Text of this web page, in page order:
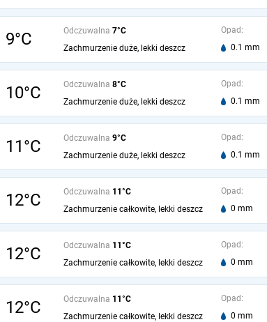
9°C Odczuwalna 7°C
Zachmurzenie duże, lekki deszcz
Opad:
0.1 mm
10°C Odczuwalna 8°C
Zachmurzenie duże, lekki deszcz
Opad:
0.1 mm
11°C Odczuwalna 9°C
Zachmurzenie duże, lekki deszcz
Opad:
0.1 mm
12°C Odczuwalna 11°C
Zachmurzenie całkowite, lekki deszcz
Opad:
0 mm
12°C Odczuwalna 11°C
Zachmurzenie całkowite, lekki deszcz
Opad:
0 mm
12°C Odczuwalna 11°C
Zachmurzenie całkowite, lekki deszcz
Opad:
0 mm